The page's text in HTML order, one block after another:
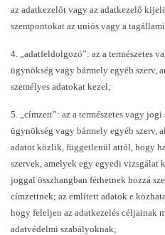
az adatkezelőt vagy az adatkezelő
szempontokat az uniós vagy a
4. „adatfeldolgozó”: az a természetes
ügynökség vagy bármely egyéb szerv,
személyes adatokat kezel;
5. „címzett”: az a természetes vagy
ügynökség vagy bármely egyéb szerv,
adatot közlik, függetlenül attól, hogy
szervek, amelyek egy egyedi vizsgálat
joggal összhangban férhetnek hozzá
címzettnek; az említett adatok e
hogy feleljen az adatkezelés céljainak
adatvédelmi szabályoknak;